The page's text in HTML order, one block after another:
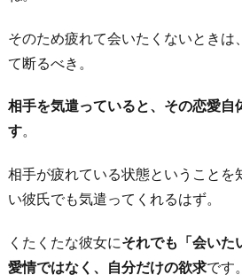
そのため疲れて会いたくないときは
て断るべき。
相手を気遣っていると、その恋愛自
す。
相手が疲れている状態ということを
い彼氏でも気遣ってくれるはず。
くたくたな彼女にそれでも「会いた
愛情ではなく、自分だけの欲求です。